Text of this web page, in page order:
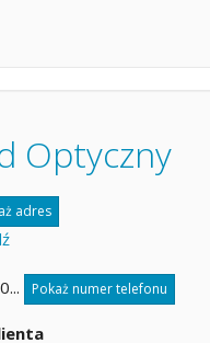
Optyczny
adres
Pokaż numer telefonu